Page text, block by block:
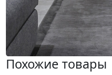
Похожие товары